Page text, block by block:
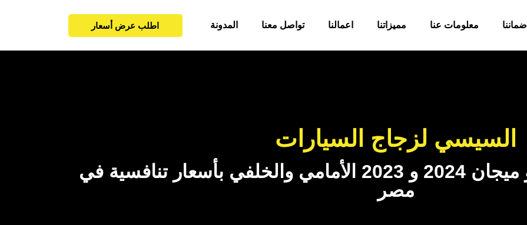
ضماننا معلومات عنا مميزاتنا اعمالنا تواصل معنا المدونة اطلب عرض أسعار
السيسي لزجاج السيارات
خدمة استبدال زجاج رينو ميجان 2024 و 2023 الأمامي والخلفي بأسعار تنافسية في
مصر